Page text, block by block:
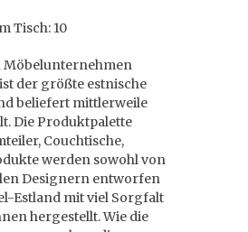
Tisch: 10
Möbelunternehmen
der größte estnische
beliefert mittlerweile
Die Produktpalette
Couchtische,
werden sowohl von
Designern entworfen
Estland mit viel Sorgfalt
hergestellt. Wie die